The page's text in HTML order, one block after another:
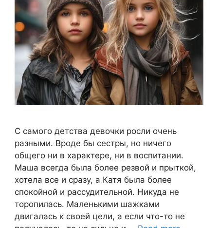
С самого детства девочки росли очень
разными. Вроде бы сестры, но ничего
общего ни в характере, ни в воспитании.
Маша всегда была более резвой и прыткой,
хотела все и сразу, а Катя была более
спокойной и рассудительной. Никуда не
торопилась. Маленькими шажками
двигалась к своей цели, а если что-то не